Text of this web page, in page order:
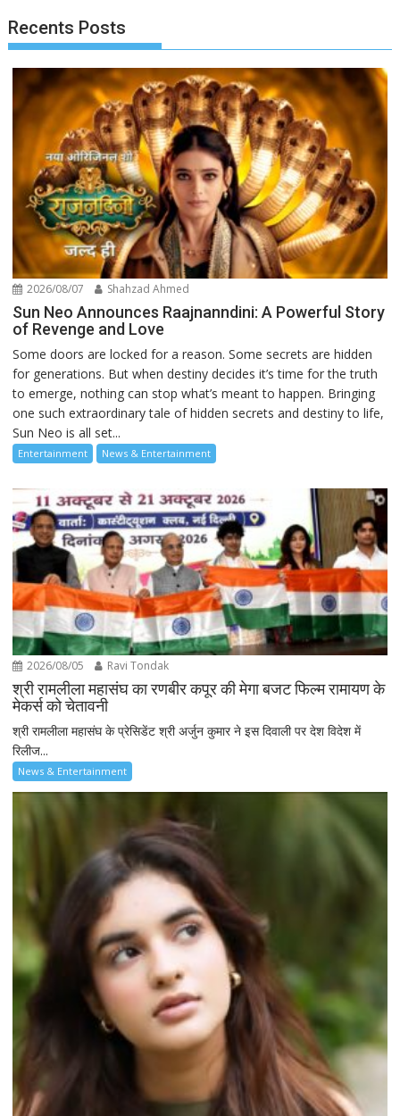
Recents Posts
2026/08/07 Shahzad Ahmed
Sun Neo Announces Raajnanndini: A Powerful Story
of Revenge and Love
Some doors are locked for a reason. Some secrets are hidden
for generations. But when destiny decides it’s time for the truth
to emerge, nothing can stop what’s meant to happen. Bringing
one such extraordinary tale of hidden secrets and destiny to life,
Sun Neo is all set...
Entertainment News & Entertainment
2026/08/05 Ravi Tondak
श्री रामलीला महासंघ का रणबीर कपूर की मेगा बजट फिल्म रामायण के
मेकर्स को चेतावनी
श्री रामलीला महासंघ के प्रेसिडेंट श्री अर्जुन कुमार ने इस दिवाली पर देश विदेश में
रिलीज...
News & Entertainment